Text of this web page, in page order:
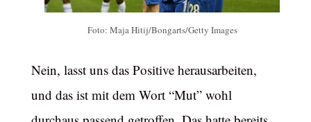
Foto: Maja Hitij/Bongarts/Getty Images
Nein, lasst uns das Positive herausarbeiten,
und das ist mit dem Wort “Mut” wohl